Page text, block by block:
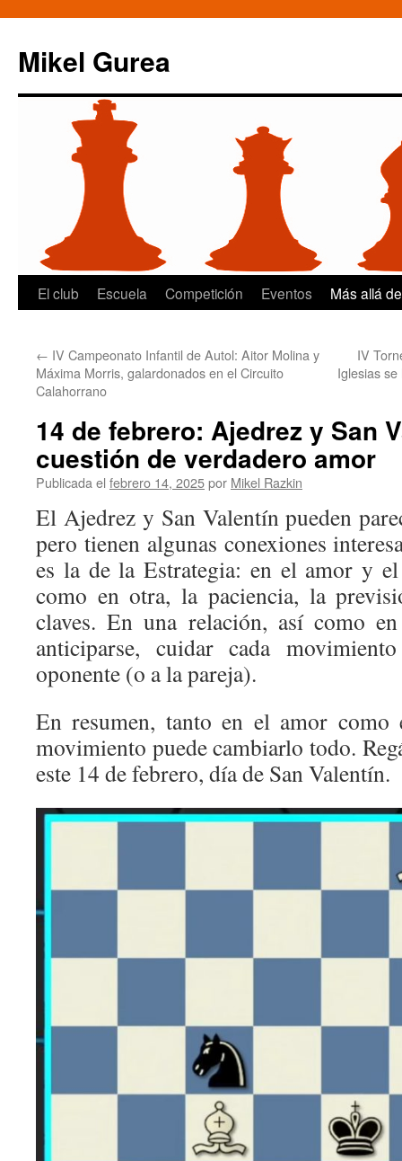
Mikel Gurea
Saltar
contenido
El club Escuela Competición Eventos Más allá
← IV Campeonato Infantil de Autol: Aitor Molina y
Máxima Morris, galardonados en el Circuito
Calahorrano
IV
Iglesias
14 de febrero: Ajedrez y San
cuestión de verdadero amor
Publicada el febrero 14, 2025por Mikel Razkin
El Ajedrez y San Valentín pueden
pero tienen algunas conexiones
es la de la Estrategia: en el amor y
como en otra, la paciencia, la
claves. En una relación, así como
anticiparse, cuidar cada
oponente (o a la pareja).
En resumen, tanto en el amor
movimiento puede cambiarlo todo.
este 14 de febrero, día de San Valentín.